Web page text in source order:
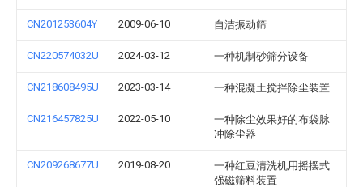
CN201253604Y 2009-06-10 自洁振动筛
CN220574032U 2024-03-12 一种机制砂筛分设备
CN218608495U 2023-03-14 一种混凝土搅拌除尘装置
CN216457825U 2022-05-10
一种除尘效果好的布袋脉
冲除尘器
CN209268677U 2019-08-20
一种红豆清洗机用摇摆式
强磁筛料装置